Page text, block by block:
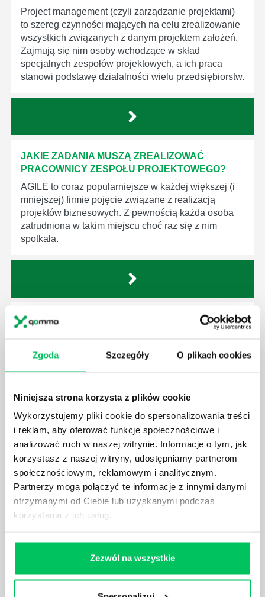
Zgoda Szczegóły O plikach cookies
Niniejsza strona korzysta z plików cookie
Wykorzystujemy pliki cookie do spersonalizowania treści
i reklam, aby oferować funkcje społecznościowe i
analizować ruch w naszej witrynie. Informacje o tym, jak
korzystasz z naszej witryny, udostępniamy partnerom
społecznościowym, reklamowym i analitycznym.
Partnerzy mogą połączyć te informacje z innymi danymi
otrzymanymi od Ciebie lub uzyskanymi podczas
korzystania z ich usług.
Zezwól na wszystkie
Project management (czyli zarządzanie projektami)
to szereg czynności mających na celu zrealizowanie
wszystkich związanych z danym projektem założeń.
Zajmują się nim osoby wchodzące w skład
specjalnych zespołów projektowych, a ich praca
stanowi podstawę działalności wielu przedsiębiorstw.
JAKIE ZADANIA MUSZĄ ZREALIZOWAĆ
PRACOWNICY ZESPOŁU PROJEKTOWEGO?
AGILE to coraz popularniejsze w każdej większej (i
mniejszej) firmie pojęcie związane z realizacją
projektów biznesowych. Z pewnością każda osoba
zatrudniona w takim miejscu choć raz się z nim
spotkała.
JAKIE UMIEJĘTNOŚCI MENEDŻERSKIE
POWINIEN MIEĆ BRYGADZISTA?
Nawet zespół złożony z doskonale wykształconych i
kompetentnych pracowników nie będzie w stanie
sprawnie realizować swoich zadań, jeśli zabraknie w
niezbędna jest osoba nadzorująca wszystkie
czynności wykonywane przez pracowników.
JAK BRYGADZISTA MOŻE ROZWINĄĆ SWOJE
KOMPETENCJE MENEDŻERSKIE?